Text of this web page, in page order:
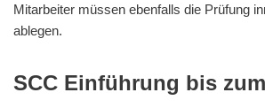
Mitarbeiter müssen ebenfalls die Prüfung
ablegen.
SCC Einführung bis